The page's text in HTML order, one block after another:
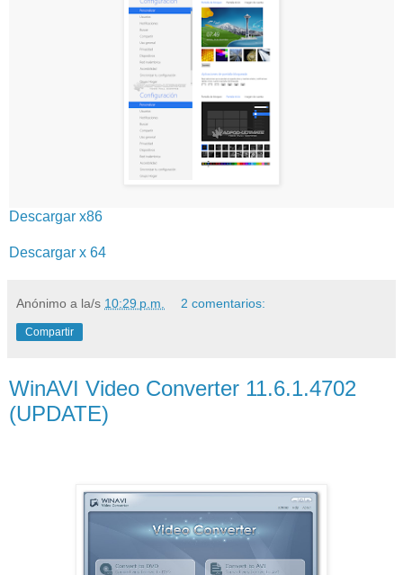
Descargar x86
Descargar x 64
Anónimo a la/s 10:29 p.m. 2 comentarios:
Compartir
WinAVI Video Converter 11.6.1.4702
(UPDATE)